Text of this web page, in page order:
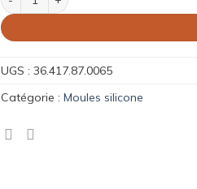
UGS : 36.417.87.0065
Catégorie : Moules silicone